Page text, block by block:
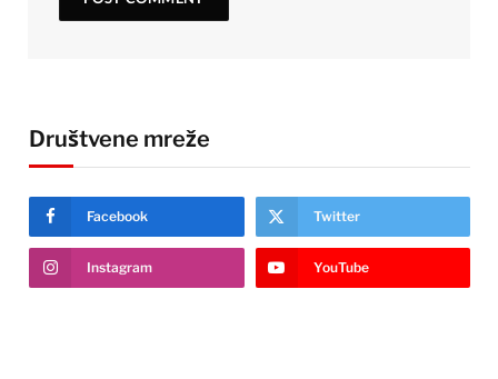
Društvene mreže
Facebook Twitter
Instagram YouTube